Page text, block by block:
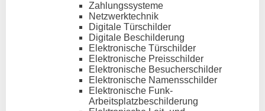
Zahlungssysteme
Netzwerktechnik
Digitale Türschilder
Digitale Beschilderung
Elektronische Türschilder
Elektronische Preisschilder
Elektronische Besucherschilder
Elektronische Namensschilder
Elektronische Funk-
Arbeitsplatzbeschilderung